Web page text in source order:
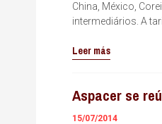
China, México,
intermediários. A
Leer más
Aspacer se
15/07/2014